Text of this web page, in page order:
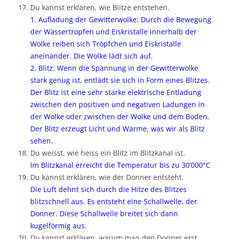
Du kannst erklären, wie Blitze entstehen.
1. Aufladung der Gewitterwolke: Durch die Bewegung
der Wassertropfen und Eiskristalle innerhalb der
Wolke reiben sich Tröpfchen und Eiskristalle
aneinander. Die Wolke lädt sich auf.
2. Blitz: Wenn die Spannung in der Gewitterwolke
stark genug ist, entlädt sie sich in Form eines Blitzes.
Der Blitz ist eine sehr starke elektrische Entladung
zwischen den positiven und negativen Ladungen in
der Wolke oder zwischen der Wolke und dem Boden.
Der Blitz erzeugt Licht und Wärme, was wir als Blitz
sehen.
Du weisst, wie heiss ein Blitz im Blitzkanal ist.
Im Blitzkanal erreicht die Temperatur bis zu 30’000°C
Du kannst erklären, wie der Donner entsteht.
Die Luft dehnt sich durch die Hitze des Blitzes
blitzschnell aus. Es entsteht eine Schallwelle, der
Donner. Diese Schallwelle breitet sich dann
kugelförmig aus.